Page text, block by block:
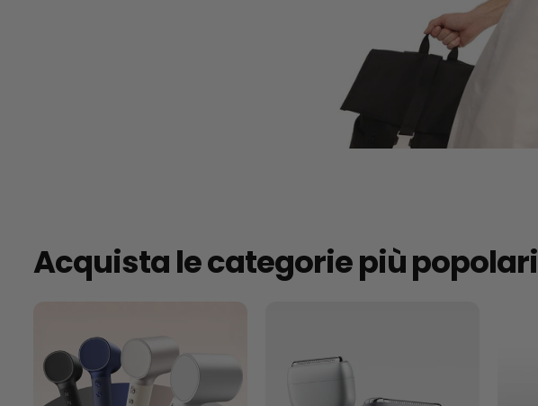
Acquista le categorie più popolari